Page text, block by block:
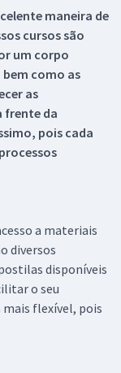
maneira de
cursos são
um corpo
como as
as
frente da
pois cada
a materiais
diversos
disponíveis
o seu
flexível, pois